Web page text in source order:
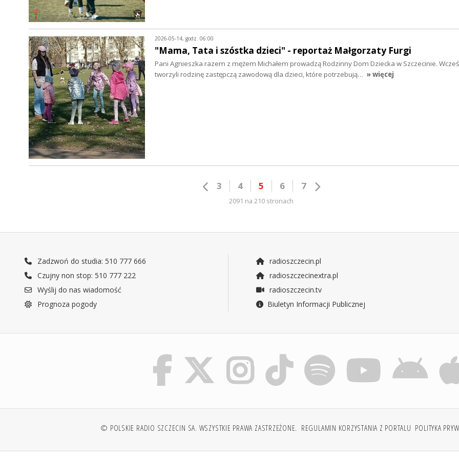
2026-05-14, godz. 06:00
"Mama, Tata i szóstka dzieci" - reportaż Małgorzaty Furgi
Pani Agnieszka razem z mężem Michałem prowadzą Rodzinny Dom Dziecka w Szczecinie.
tworzyli rodzinę zastępczą zawodową dla dzieci, które potrzebują… » więcej
3 4 5 6 7
2091 na 210 stronach
Zadzwoń do studia: 510 777 666
Czujny non stop: 510 777 222
Wyślij do nas wiadomość
Prognoza pogody
radioszczecin.pl
radioszczecinextra.pl
radioszczecin.tv
Biuletyn Informacji Publicznej
© POLSKIE RADIO SZCZECIN SA. WSZYSTKIE PRAWA ZASTRZEŻONE. REGULAMIN KORZYSTANIA Z PORTALU POLITYKA